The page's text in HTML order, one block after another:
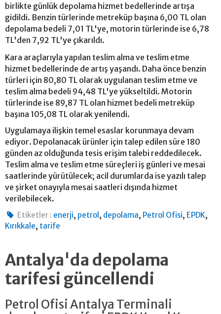
birlikte günlük depolama hizmet bedellerinde artışa
gidildi. Benzin türlerinde metreküp başına 6,00 TL olan
depolama bedeli 7,01 TL'ye, motorin türlerinde ise 6,78
TL'den 7,92 TL'ye çıkarıldı.
Kara araçlarıyla yapılan teslim alma ve teslim etme
hizmet bedellerinde de artış yaşandı. Daha önce benzin
türleri için 80,80 TL olarak uygulanan teslim etme ve
teslim alma bedeli 94,48 TL'ye yükseltildi. Motorin
türlerinde ise 89,87 TL olan hizmet bedeli metreküp
başına 105,08 TL olarak yenilendi.
Uygulamaya ilişkin temel esaslar korunmaya devam
ediyor. Depolanacak ürünler için talep edilen süre 180
günden az olduğunda tesis erişim talebi reddedilecek.
Teslim alma ve teslim etme süreçleri iş günleri ve mesai
saatlerinde yürütülecek; acil durumlarda ise yazılı talep
ve şirket onayıyla mesai saatleri dışında hizmet
verilebilecek.
Etiketler : enerji, petrol , depolama, Petrol Ofisi, EPDK,
Kırıkkale, tarife
Antalya'da depolama
tarifesi güncellendi
Petrol Ofisi Antalya Terminali